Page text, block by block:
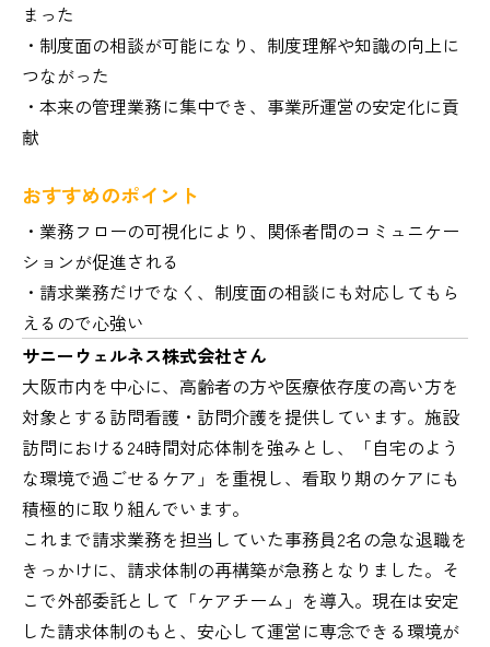
まった
・制度面の相談が可能になり、制度理解や知識の向上に
つながった
・本来の管理業務に集中でき、事業所運営の安定化に貢
献
おすすめのポイント
・業務フローの可視化により、関係者間のコミュニケー
ションが促進される
・請求業務だけでなく、制度面の相談にも対応してもら
えるので心強い
サニーウェルネス株式会社さん
大阪市内を中心に、高齢者の方や医療依存度の高い方を
対象とする訪問看護・訪問介護を提供しています。施設
訪問における24時間対応体制を強みとし、「自宅のよう
な環境で過ごせるケア」を重視し、看取り期のケアにも
積極的に取り組んでいます。
これまで請求業務を担当していた事務員2名の急な退職を
きっかけに、請求体制の再構築が急務となりました。そ
こで外部委託として「ケアチーム」を導入。現在は安定
した請求体制のもと、安心して運営に専念できる環境が